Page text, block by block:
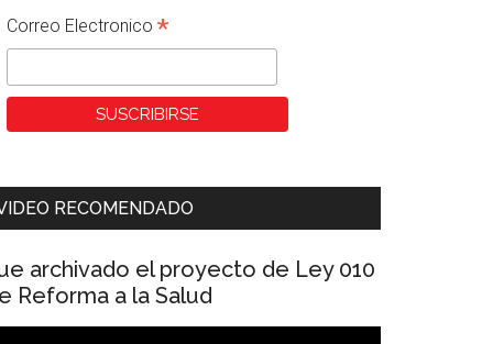
Correo Electronico *
RECOMENDADO
archivado el proyecto de Ley 010
Reforma a la Salud